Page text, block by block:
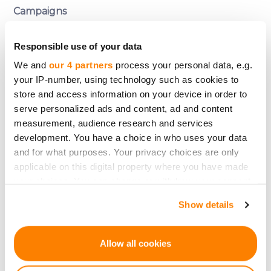
Responsible use of your data
We and our 4 partners process your personal data, e.g.
your IP-number, using technology such as cookies to
store and access information on your device in order to
serve personalized ads and content, ad and content
measurement, audience research and services
development. You have a choice in who uses your data
and for what purposes. Your privacy choices are only
applicable on this digital property where you have made
If you allow, we would also like to:
Show details
Allow all cookies
Campaigns
While Göbekli Tepe and modern online
fundraising platforms seem worlds apart, the
principle is consistent: people unite to support
what matters to them. This ancient temple stands
as a testament to the timeless potency of
community collaboration and fundraising.